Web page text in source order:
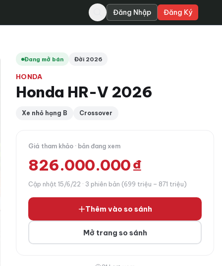
Đăng Nhập Đăng Ký
Đang mở bán Đời 2026
HONDA
Honda HR-V 2026
Xe nhỏ hạng B Crossover
Giá tham khảo · bản đang xem
826.000.000 ₫
Cập nhật 15/6/22 · 3 phiên bản (699 triệu – 871 triệu)
Thêm vào so sánh
Mở trang so sánh